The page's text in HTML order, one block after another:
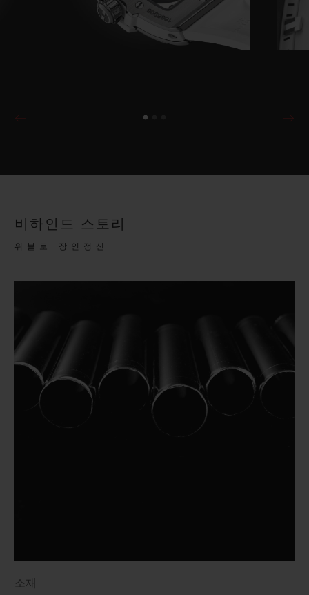
비하인드 스토리
위블로 장인정신
소재